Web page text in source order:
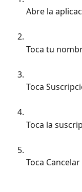
Abre la
Toca tu
Toca
Toca la
Toca